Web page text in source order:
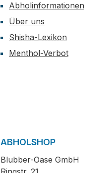
Abholinformationen
Über uns
Shisha-Lexikon
Menthol-Verbot
ABHOLSHOP
Blubber-Oase GmbH